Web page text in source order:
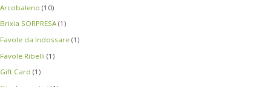
Arcobaleno (10)
Brixia SORPRESA (1)
Favole da Indossare (1)
Favole Ribelli (1)
Gift Card (1)